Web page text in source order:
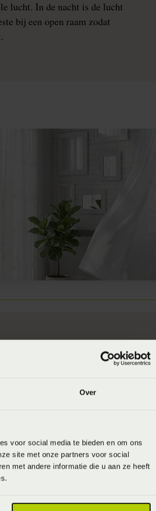
Over
voor social media te bieden en om ons
site met onze partners voor social
met andere informatie die u aan ze heeft
lucht. In de nacht is de lucht
bij een open raam zodat
is dan de binnen
binnen kan stromen.
in de vriezer te leggen! (doe
kan je overigens ook